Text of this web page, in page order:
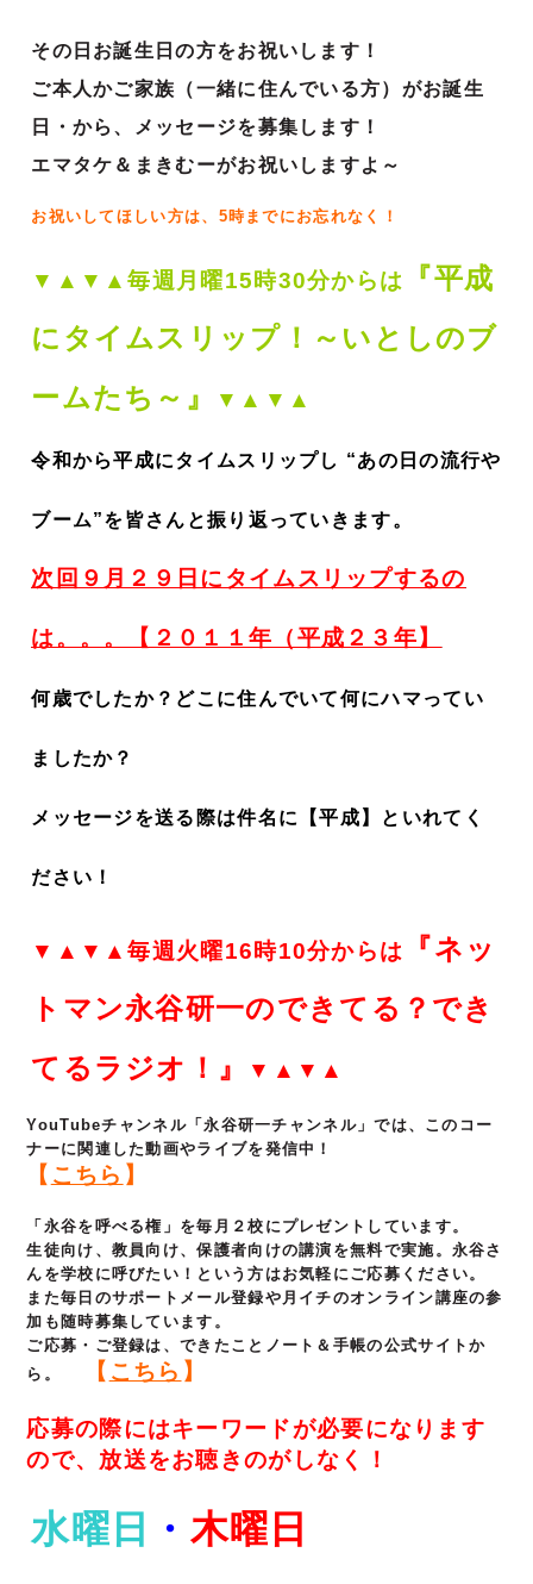
その日お誕生日の方をお祝いします！
ご本人かご家族（一緒に住んでいる方）がお誕生
日・から、メッセージを募集します！
エマタケ＆まきむーがお祝いしますよ～
お祝いしてほしい方は、5時までにお忘れなく！
▼▲▼▲毎週月曜15時30分からは
『平成
にタイムスリップ！～いとしのブ
ームたち～』
▼▲▼▲
令和から平成にタイムスリップし “あの日の流行や
ブーム”を皆さんと振り返っていきます。
次回９月２９日にタイムスリップするの
は。。。【２０１１年（平成２３年】
何歳でしたか？どこに住んでいて何にハマってい
ましたか？
メッセージを送る際は件名に【平成】といれてく
ださい！
▼▲▼▲毎週火曜16時10分からは
『ネッ
トマン永谷研一のできてる？でき
てるラジオ！』
▼▲▼▲
YouTubeチャンネル「永谷研一チャンネル」では、このコー
ナーに関連した動画やライブを発信中！
【 こちら 】
「永谷を呼べる権」を毎月２校にプレゼントしています。
生徒向け、教員向け、保護者向けの講演を無料で実施。永谷さ
んを学校に呼びたい！という方はお気軽にご応募ください。
また毎日のサポートメール登録や月イチのオンライン講座の参
加も随時募集しています。
ご応募・ご登録は、できたことノート＆手帳の公式サイトか
ら。
【 こちら 】
応募の際にはキーワードが必要になります
ので、放送をお聴きのがしなく！
水曜日 ・ 木曜日